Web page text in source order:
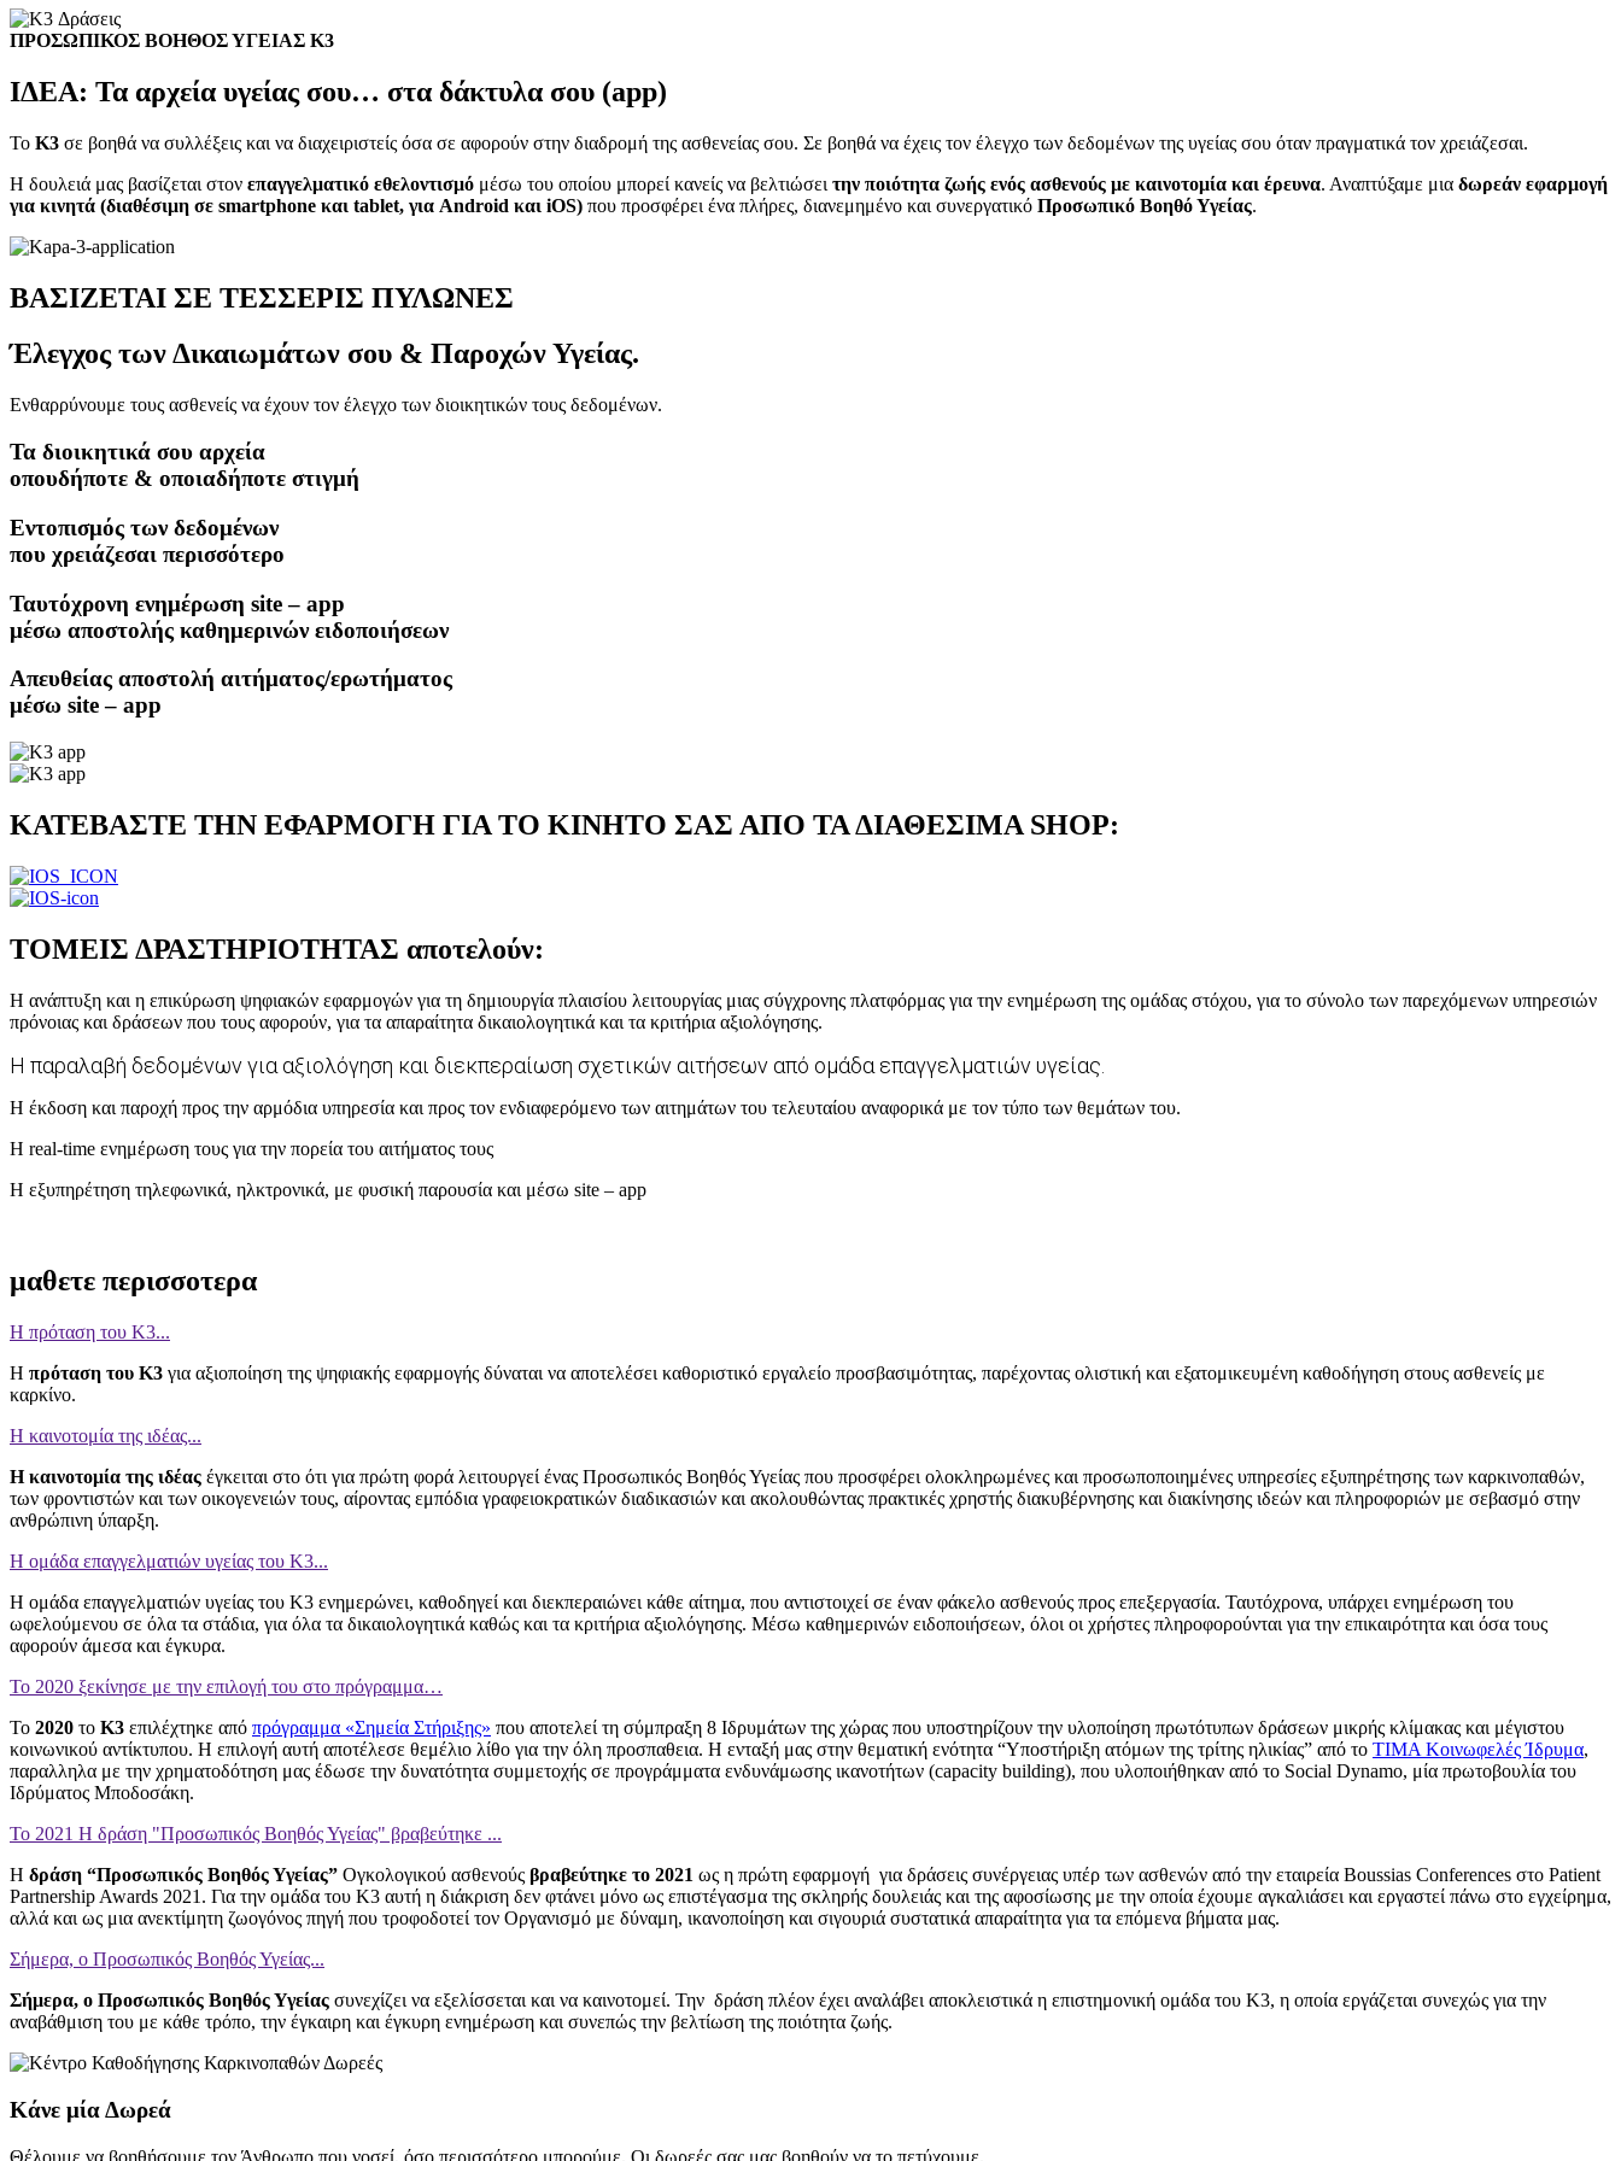
ΠΡΟΣΩΠΙΚΟΣ ΒΟΗΘΟΣ ΥΓΕΙΑΣ Κ3
ΙΔΕΑ: Τα αρχεία υγείας σου… στα δάκτυλα σου (app)
Το Κ3 σε βοηθά να συλλέξεις και να διαχειριστείς όσα σε αφορούν στην διαδρομή της ασθενείας σου. Σε βοηθά να έχεις τον έλεγχο των δεδομένων της υγείας σου όταν πραγματικά τον χρειάζεσαι.
Η δουλειά μας βασίζεται στον επαγγελματικό εθελοντισμό μέσω του οποίου μπορεί κανείς να βελτιώσει την ποιότητα ζωής ενός ασθενούς με καινοτομία και έρευνα. Αναπτύξαμε μια δωρεάν εφαρμογή
για κινητά (διαθέσιμη σε smartphone και tablet, για Android και iOS) που προσφέρει ένα πλήρες, διανεμημένο και συνεργατικό Προσωπικό Βοηθό Υγείας.
ΒΑΣΙΖΕΤΑΙ ΣΕ ΤΕΣΣΕΡΙΣ ΠΥΛΩΝΕΣ
Έλεγχος των Δικαιωμάτων σου & Παροχών Υγείας.
Ενθαρρύνουμε τους ασθενείς να έχουν τον έλεγχο των διοικητικών τους δεδομένων.
Τα διοικητικά σου αρχεία
οπουδήποτε & οποιαδήποτε στιγμή
Εντοπισμός των δεδομένων
που χρειάζεσαι περισσότερο
Ταυτόχρονη ενημέρωση site – app
μέσω αποστολής καθημερινών ειδοποιήσεων
Απευθείας αποστολή αιτήματος/ερωτήματος
μέσω site – app
ΚΑΤΕΒΑΣΤΕ ΤΗΝ ΕΦΑΡΜΟΓΗ ΓΙΑ ΤΟ ΚΙΝΗΤΟ ΣΑΣ ΑΠΟ ΤΑ ΔΙΑΘΕΣΙΜΑ SHOP:
ΤΟΜΕΙΣ ΔΡΑΣΤΗΡΙΟΤΗΤΑΣ αποτελούν:
Η ανάπτυξη και η επικύρωση ψηφιακών εφαρμογών για τη δημιουργία πλαισίου λειτουργίας μιας σύγχρονης πλατφόρμας για την ενημέρωση της ομάδας στόχου, για το σύνολο των παρεχόμενων υπηρεσιών
πρόνοιας και δράσεων που τους αφορούν, για τα απαραίτητα δικαιολογητικά και τα κριτήρια αξιολόγησης.
Η παραλαβή δεδομένων για αξιολόγηση και διεκπεραίωση σχετικών αιτήσεων από ομάδα επαγγελματιών υγείας.
Η έκδοση και παροχή προς την αρμόδια υπηρεσία και προς τον ενδιαφερόμενο των αιτημάτων του τελευταίου αναφορικά με τον τύπο των θεμάτων του.
Η real-time ενημέρωση τους για την πορεία του αιτήματος τους
Η εξυπηρέτηση τηλεφωνικά, ηλκτρονικά, με φυσική παρουσία και μέσω site – app
μαθετε περισσοτερα
Η πρόταση του Κ3...
Η πρόταση του Κ3 για αξιοποίηση της ψηφιακής εφαρμογής δύναται να αποτελέσει καθοριστικό εργαλείο προσβασιμότητας, παρέχοντας ολιστική και εξατομικευμένη καθοδήγηση στους ασθενείς με
καρκίνο.
Η καινοτομία της ιδέας...
Η καινοτομία της ιδέας έγκειται στο ότι για πρώτη φορά λειτουργεί ένας Προσωπικός Βοηθός Υγείας που προσφέρει ολοκληρωμένες και προσωποποιημένες υπηρεσίες εξυπηρέτησης των καρκινοπαθών,
των φροντιστών και των οικογενειών τους, αίροντας εμπόδια γραφειοκρατικών διαδικασιών και ακολουθώντας πρακτικές χρηστής διακυβέρνησης και διακίνησης ιδεών και πληροφοριών με σεβασμό στην
ανθρώπινη ύπαρξη.
Η ομάδα επαγγελματιών υγείας του Κ3...
Η ομάδα επαγγελματιών υγείας του Κ3 ενημερώνει, καθοδηγεί και διεκπεραιώνει κάθε αίτημα, που αντιστοιχεί σε έναν φάκελο ασθενούς προς επεξεργασία. Ταυτόχρονα, υπάρχει ενημέρωση του
ωφελούμενου σε όλα τα στάδια, για όλα τα δικαιολογητικά καθώς και τα κριτήρια αξιολόγησης. Μέσω καθημερινών ειδοποιήσεων, όλοι οι χρήστες πληροφορούνται για την επικαιρότητα και όσα τους
αφορούν άμεσα και έγκυρα.
Το 2020 ξεκίνησε με την επιλογή του στο πρόγραμμα…
Το 2020 το Κ3 επιλέχτηκε από πρόγραμμα «Σημεία Στήριξης» που αποτελεί τη σύμπραξη 8 Ιδρυμάτων της χώρας που υποστηρίζουν την υλοποίηση πρωτότυπων δράσεων μικρής κλίμακας και μέγιστου
κοινωνικού αντίκτυπου. Η επιλογή αυτή αποτέλεσε θεμέλιο λίθο για την όλη προσπαθεια. Η ενταξή μας στην θεματική ενότητα “Υποστήριξη ατόμων της τρίτης ηλικίας” από το ΤΙΜΑ Κοινωφελές Ίδρυμα,
παραλληλα με την χρηματοδότηση μας έδωσε την δυνατότητα συμμετοχής σε προγράμματα ενδυνάμωσης ικανοτήτων (capacity building), που υλοποιήθηκαν από το Social Dynamo, μία πρωτοβουλία του
Ιδρύματος Μποδοσάκη.
Το 2021 Η δράση "Προσωπικός Βοηθός Υγείας" βραβεύτηκε ...
Η δράση “Προσωπικός Βοηθός Υγείας” Ογκολογικού ασθενούς βραβεύτηκε το 2021 ως η πρώτη εφαρμογή για δράσεις συνέργειας υπέρ των ασθενών από την εταιρεία Boussias Conferences στο Patient
Partnership Awards 2021. Για την ομάδα του Κ3 αυτή η διάκριση δεν φτάνει μόνο ως επιστέγασμα της σκληρής δουλειάς και της αφοσίωσης με την οποία έχουμε αγκαλιάσει και εργαστεί πάνω στο εγχείρημα,
αλλά και ως μια ανεκτίμητη ζωογόνος πηγή που τροφοδοτεί τον Οργανισμό με δύναμη, ικανοποίηση και σιγουριά συστατικά απαραίτητα για τα επόμενα βήματα μας.
Σήμερα, ο Προσωπικός Βοηθός Υγείας...
Σήμερα, ο Προσωπικός Βοηθός Υγείας συνεχίζει να εξελίσσεται και να καινοτομεί. Την δράση πλέον έχει αναλάβει αποκλειστικά η επιστημονική ομάδα του Κ3, η οποία εργάζεται συνεχώς για την
αναβάθμιση του με κάθε τρόπο, την έγκαιρη και έγκυρη ενημέρωση και συνεπώς την βελτίωση της ποιότητα ζωής.
Κάνε μία Δωρεά
Θέλουμε να βοηθήσουμε τον Άνθρωπο που νοσεί, όσο περισσότερο μπορούμε. Οι δωρεές σας μας βοηθούν να το πετύχουμε.